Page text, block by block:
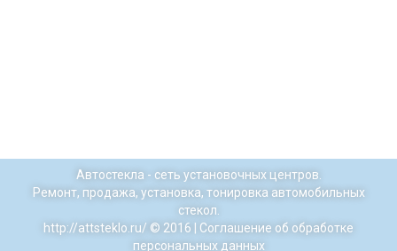
Автостекла - сеть установочных центров.
Ремонт, продажа, установка, тонировка автомобильных
стекол.
http://attsteklo.ru/ © 2016 | Соглашение об обработке
персональных данных